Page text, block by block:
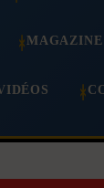
MAGAZINE